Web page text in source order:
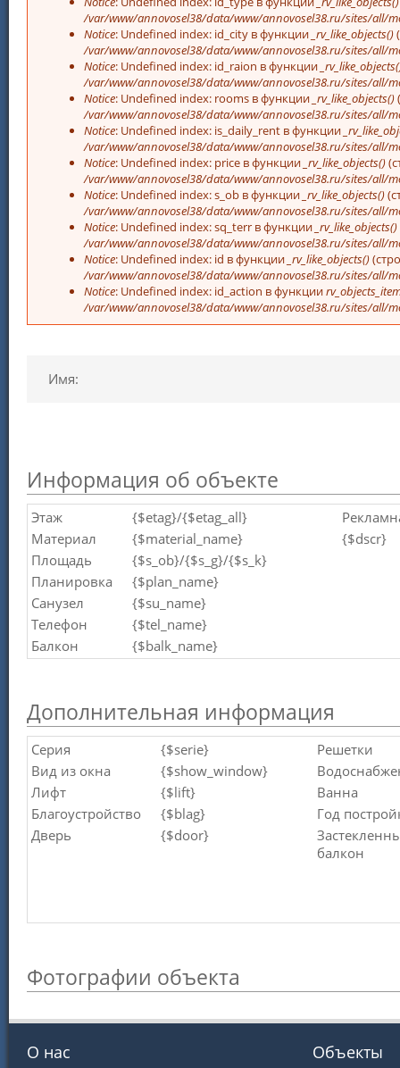
/var/www/annovosel38/data/www/annovosel38.ru/sites/all/
Notice: Undefined index: id_city в функции _rv_like_objects()
/var/www/annovosel38/data/www/annovosel38.ru/sites/all/
Notice: Undefined index: id_raion в функции
/var/www/annovosel38/data/www/annovosel38.ru/sites/all/
Notice: Undefined index: rooms в функции _rv_like_objects()
/var/www/annovosel38/data/www/annovosel38.ru/sites/all/
Notice: Undefined index: is_daily_rent в функции
/var/www/annovosel38/data/www/annovosel38.ru/sites/all/
Notice: Undefined index: price в функции _rv_like_objects()
/var/www/annovosel38/data/www/annovosel38.ru/sites/all/
Notice: Undefined index: s_ob в функции _rv_like_objects()
/var/www/annovosel38/data/www/annovosel38.ru/sites/all/
Notice: Undefined index: sq_terr в функции _rv_like_objects()
/var/www/annovosel38/data/www/annovosel38.ru/sites/all/
Notice: Undefined index: id в функции _rv_like_objects()
/var/www/annovosel38/data/www/annovosel38.ru/sites/all/
Notice: Undefined index: id_action в функции
/var/www/annovosel38/data/www/annovosel38.ru/sites/all/
Имя:
Информация об объекте
Этаж
{$etag}/{$etag_all}
Материал
{$material_name}
Площадь
{$s_ob}/{$s_g}/{$s_k}
Планировка
{$plan_name}
Санузел
{$su_name}
Телефон
{$tel_name}
Балкон
{$balk_name}
{$dscr}
Дополнительная информация
Серия
{$serie}
Вид из окна
{$show_window}
Лифт
{$lift}
Благоустройство
{$blag}
Дверь
{$door}
Решетки
Ванна
Год
балкон
Фотографии объекта
О нас Объекты